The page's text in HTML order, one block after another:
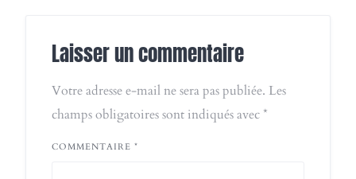
Laisser un commentaire
Votre adresse e-mail ne sera pas publiée. Les
champs obligatoires sont indiqués avec*
COMMENTAIRE *